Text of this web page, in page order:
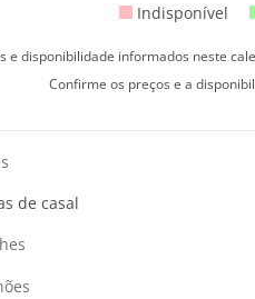
Indisponível
e disponibilidade informados neste
Confirme os preços e a
de casal